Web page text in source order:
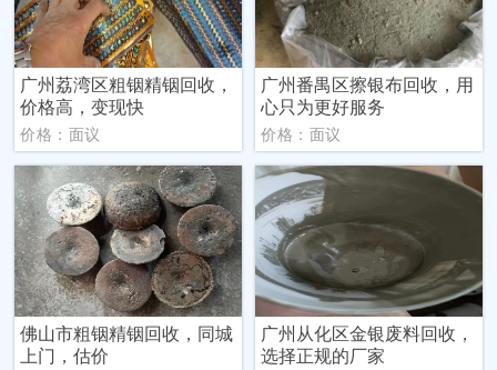
广州荔湾区粗铟精铟回收，
价格高，变现快
价格：面议
广州番禺区擦银布回收，用
心只为更好服务
价格：面议
佛山市粗铟精铟回收，同城
上门，估价
广州从化区金银废料回收，
选择正规的厂家